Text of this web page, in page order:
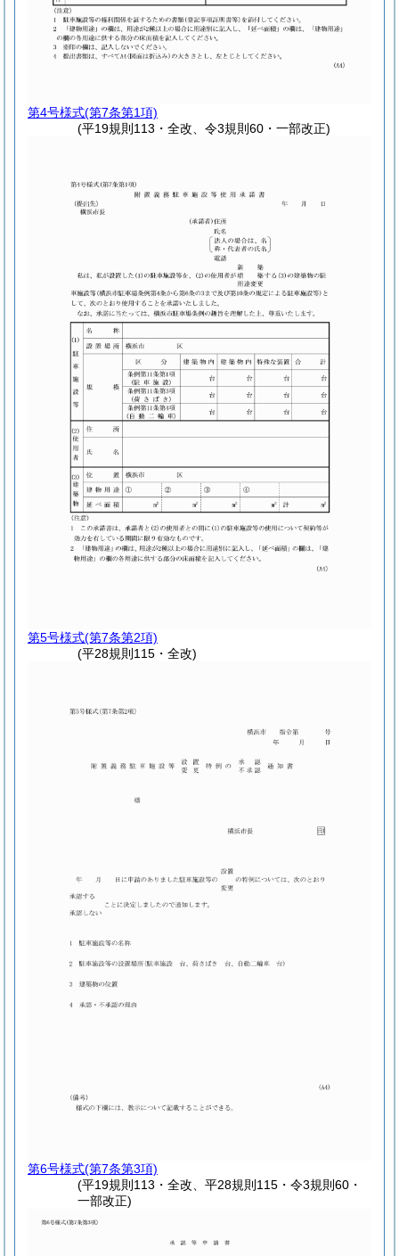
第4号様式(第7条第1項)
(平19規則113・全改、令3規則60・一部改正)
第5号様式(第7条第2項)
(平28規則115・全改)
第6号様式(第7条第3項)
(平19規則113・全改、平28規則115・令3規則60・
一部改正)